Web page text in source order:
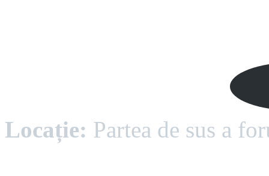
Locație: Partea de sus a